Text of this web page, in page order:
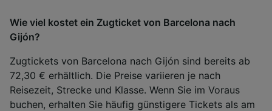
Wie viel kostet ein Zugticket von Barcelona nach
Gijón?
Zugtickets von Barcelona nach Gijón sind bereits ab
72,30 € erhältlich. Die Preise variieren je nach
Reisezeit, Strecke und Klasse. Wenn Sie im Voraus
buchen, erhalten Sie häufig günstigere Tickets als am